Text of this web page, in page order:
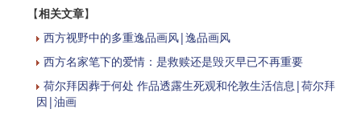
【相关文章】
西方视野中的多重逸品画风|逸品画风
西方名家笔下的爱情：是救赎还是毁灭早已不再重要
荷尔拜因葬于何处 作品透露生死观和伦敦生活信息|荷尔拜
因|油画